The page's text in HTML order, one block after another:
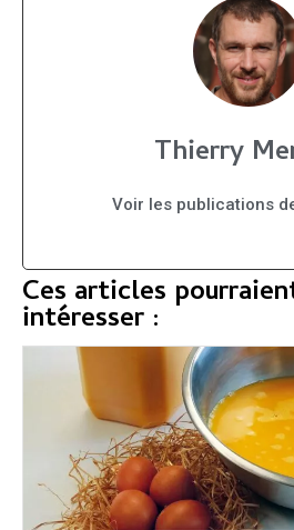
Thierry
Voir les publications
Ces articles
intéresser :